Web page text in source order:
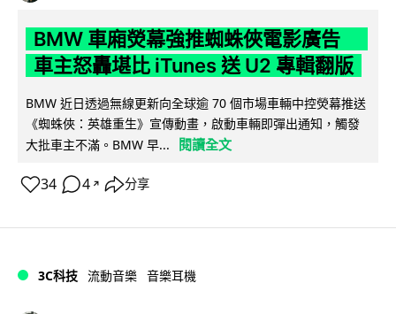
BMW 車廂熒幕強推蜘蛛俠電影廣告
車主怒轟堪比 iTunes 送 U2 專輯翻版
BMW 近日透過無線更新向全球逾 70 個市場車輛中控熒幕推送
《蜘蛛俠：英雄重生》宣傳動畫，啟動車輛即彈出通知，觸發
大批車主不滿。BMW 早...
閱讀全文
34 4 ↗ 分享
3C科技 流動音樂 音樂耳機